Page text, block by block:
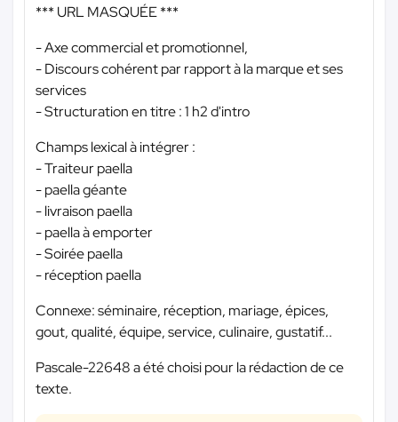
*** URL MASQUÉE ***
- Axe commercial et promotionnel,
- Discours cohérent par rapport à la marque et ses
services
- Structuration en titre : 1 h2 d'intro
Champs lexical à intégrer :
- Traiteur paella
- paella géante
- livraison paella
- paella à emporter
- Soirée paella
- réception paella
Connexe: séminaire, réception, mariage, épices,
gout, qualité, équipe, service, culinaire, gustatif...
Pascale-22648 a été choisi pour la rédaction de ce
texte.